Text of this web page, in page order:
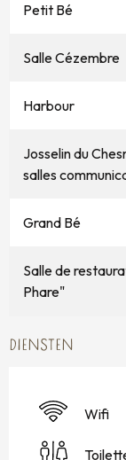
Petit Bé
Salle Cézembre
Harbour
Josselin du
salles
Grand Bé
Salle de
Phare"
DIENSTEN
Wifi